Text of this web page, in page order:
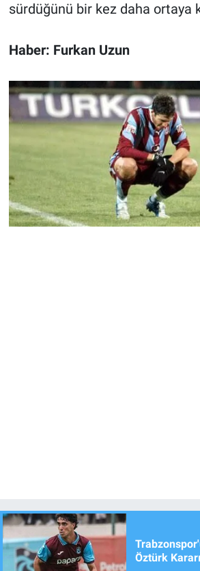
sürdüğünü bir kez daha ortaya
Haber: Furkan Uzun
Öztürk Kararı